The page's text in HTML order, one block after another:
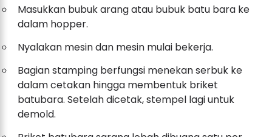
Masukkan bubuk arang atau bubuk batu bara ke
dalam hopper.
Nyalakan mesin dan mesin mulai bekerja.
Bagian stamping berfungsi menekan serbuk ke
dalam cetakan hingga membentuk briket
batubara. Setelah dicetak, stempel lagi untuk
demold.